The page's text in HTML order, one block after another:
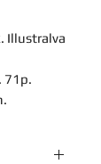
Illustralva
71p.